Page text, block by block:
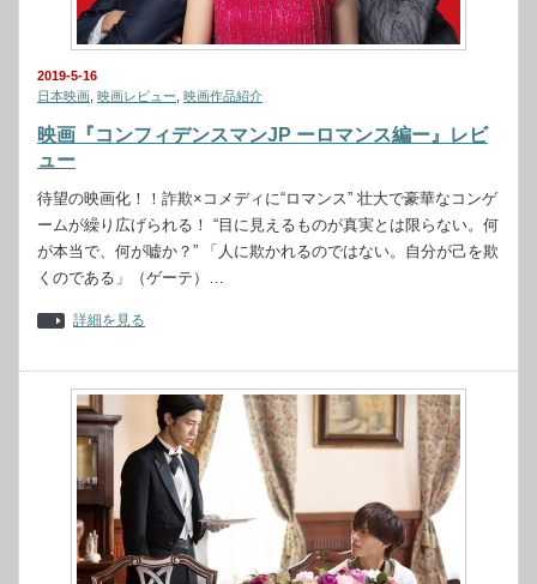
2019-5-16
日本映画 映画レビュー 映画作品紹介
映画『コンフィデンスマンJP ーロマンス編ー』レビ
ュー
待望の映画化！！詐欺×コメディに“ロマンス” 壮大で豪華なコンゲ
ームが繰り広げられる！ “目に見えるものが真実とは限らない。何
が本当で、何が嘘か？” 「人に欺かれるのではない。自分が己を欺
くのである」（ゲーテ）…
詳細を見る